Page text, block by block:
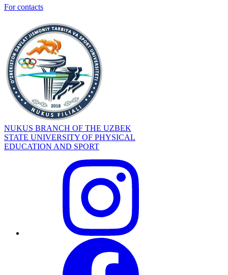
For contacts
NUKUS BRANCH OF THE UZBEK
STATE UNIVERSITY OF PHYSICAL
EDUCATION AND SPORT